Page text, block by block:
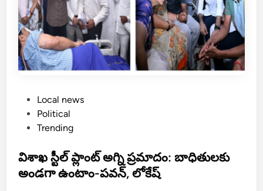
e
d
Local news
Political
Trending
విశాఖ స్టీల్ ప్లాంట్ అగ్ని ప్రమాదం: బాధితులకు
అండగా ఉంటాం-పవన్, లోకేష్